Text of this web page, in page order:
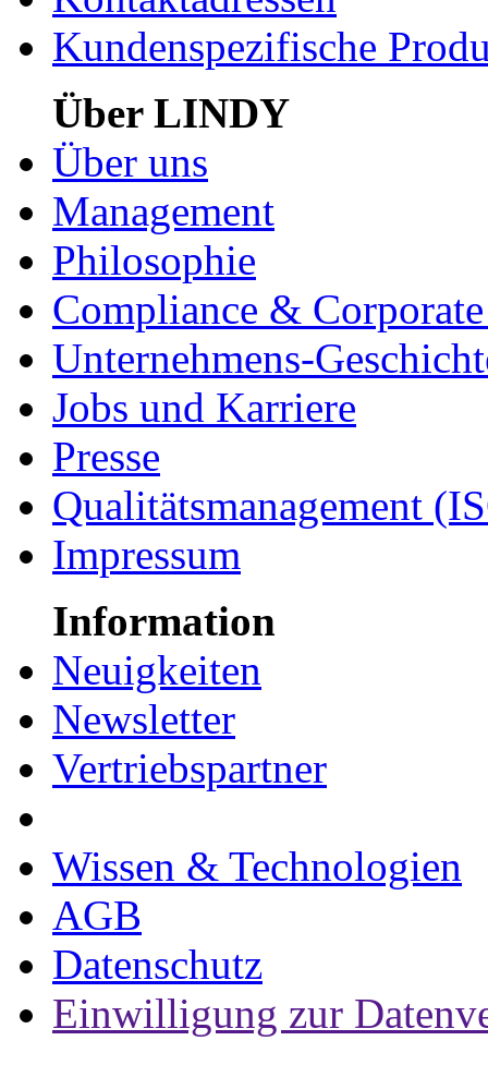
Kundenspezifische
Über LINDY
Über uns
Management
Philosophie
Compliance &
Unternehmens-
Jobs und Karriere
Presse
Qualitätsmanagement
Impressum
Information
Neuigkeiten
Newsletter
Vertriebspartner
Wissen & Technologien
AGB
Datenschutz
Einwilligung zur